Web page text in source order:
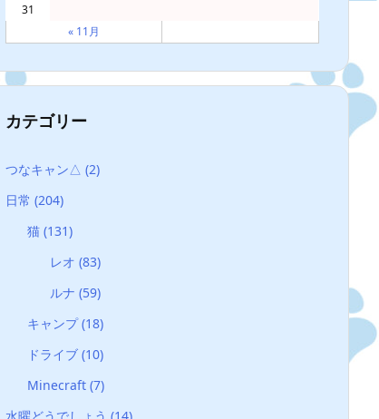
31
« 11月
カテゴリー
つなキャン△ (2)
日常 (204)
猫(131)
レオ (83)
ルナ (59)
キャンプ(18)
ドライブ(10)
Minecraft(7)